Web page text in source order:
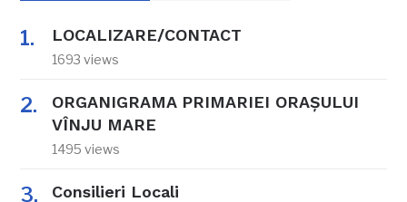
LOCALIZARE/CONTACT
1693 views
ORGANIGRAMA PRIMARIEI ORAŞULUI
VÎNJU MARE
1495 views
Consilieri Locali